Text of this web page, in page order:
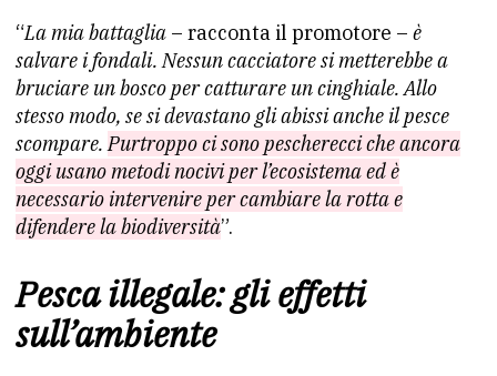
“La mia battaglia – racconta il promotore – è
salvare i fondali. Nessun cacciatore si metterebbe a
bruciare un bosco per catturare un cinghiale. Allo
stesso modo, se si devastano gli abissi anche il pesce
scompare.Purtroppo ci sono pescherecci che ancora
oggi usano metodi nocivi per l’ecosistema ed è
necessario intervenire per cambiare la rotta e
difendere la biodiversità”.
Pesca illegale: gli effetti
sull’ambiente